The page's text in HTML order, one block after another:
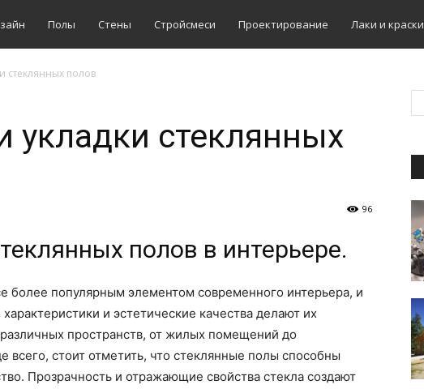
Полы Стены Стройсмеси Проектирование Лаки и краски
стеклянных полов
укладки стеклянных
96
полов в интерьере.
более популярным элементом современного интерьера, и
и эстетические качества делают их
пространств, от жилых помещений до
стоит отметить, что стеклянные полы способны
Прозрачность и отражающие свойства стекла создают